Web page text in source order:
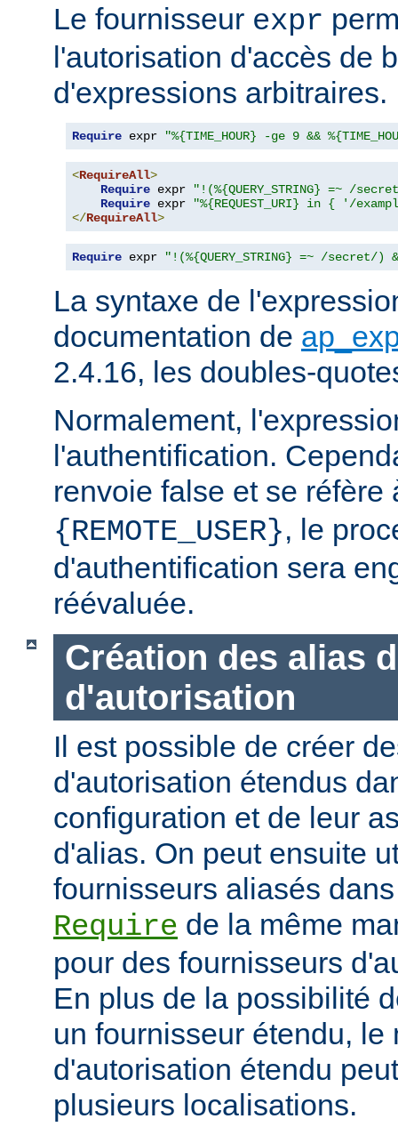
Le fournisseur expr
l'autorisation d'accès de
d'expressions arbitraires.
Require expr "%{TIME_HOUR} -ge 9 &&
<RequireAll>
Require expr
"!(%{QUERY_STRING} =~ /
Require expr
"%{REQUEST_URI} in { '/
</RequireAll>
Require expr "!(%{QUERY_STRING} =~ /
La syntaxe de
documentation de
2.4.16, les doubles-
Normalement,
l'authentification.
renvoie false et se
{REMOTE_USER}, le
d'authentification sera
réévaluée.
Création des alias
d'autorisation
Il est possible de créer
d'autorisation étendus
configuration et de leur
d'alias. On peut ensuite
fournisseurs aliasés
Require de la même
pour des fournisseurs
En plus de la possibilité
un fournisseur étendu, le
d'autorisation étendu
plusieurs localisations.